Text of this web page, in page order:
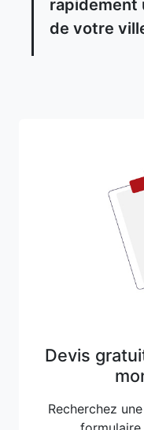
rapidement
de votre
Devis
Recherchez